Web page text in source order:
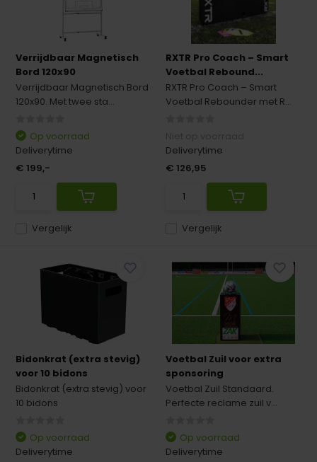
Verrijdbaar Magnetisch
Bord 120x90
Verrijdbaar Magnetisch Bord
120x90. Met twee sta...
Vergelijk
Op voorraad
Deliverytime
€ 199,-
RXTR Pro Coach – Smart
Voetbal Rebound...
RXTR Pro Coach – Smart
Voetbal Rebounder met R...
Vergelijk
Deliverytime
€ 126,95
Bidonkrat (extra stevig)
voor 10 bidons
Bidonkrat (extra stevig) voor
10 bidons
Op voorraad
Deliverytime
Voetbal Zuil voor extra
sponsoring
Voetbal Zuil Standaard.
Perfecte reclame zuil v...
Op voorraad
Deliverytime